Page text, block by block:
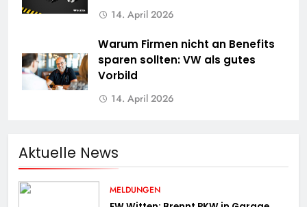
14. April 2026
Warum Firmen nicht an Benefits
sparen sollten: VW als gutes
Vorbild
14. April 2026
Aktuelle News
MELDUNGEN